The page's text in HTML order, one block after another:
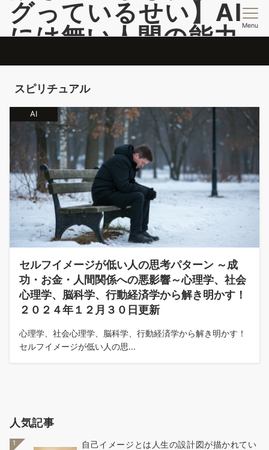
グっているせい】AI
には無い人間の能力
開発情報を提供
Menu
スピリチュアル
AI
セルフイメージが低い人の思考パターン ～成
功・お金・人間関係への悪影響～心理学、社会
心理学、脳科学、行動経済学から解き明かす！
２０２４年１２月３０日更新
心理学、社会心理学、脳科学、行動経済学から解き明かす！
セルフイメージが低い人の思...
人気記事
1
自己イメージとは人生の設計図が描かれてい